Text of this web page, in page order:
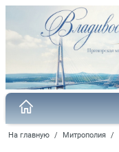
На главную / Митрополия /